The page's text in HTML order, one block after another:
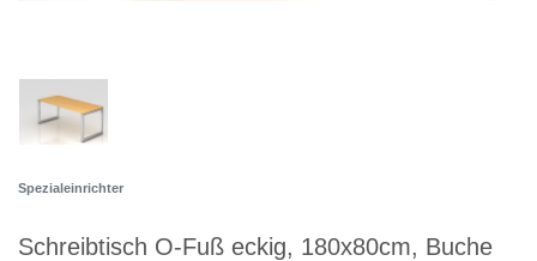
Spezialeinrichter
Schreibtisch O-Fuß eckig, 180x80cm, Buche